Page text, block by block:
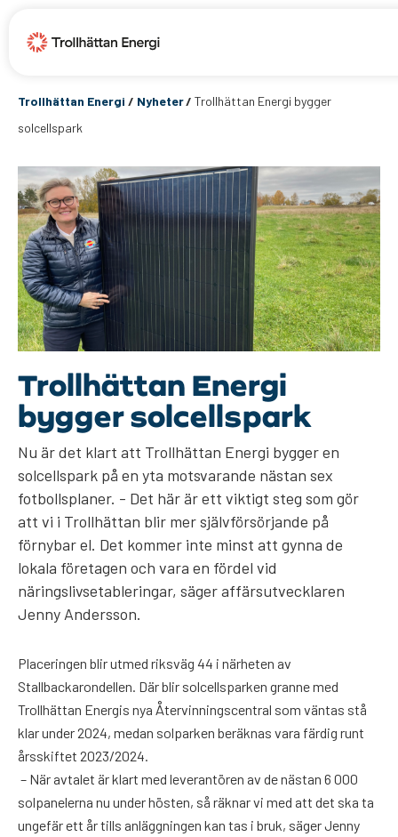
Trollhättan Energi / Nyheter/ Trollhättan Energi bygger
solcellspark
Trollhättan Energi
bygger solcellspark
Nu är det klart att Trollhättan Energi bygger en
solcellspark på en yta motsvarande nästan sex
fotbollsplaner. - Det här är ett viktigt steg som gör
att vi i Trollhättan blir mer självförsörjande på
förnybar el. Det kommer inte minst att gynna de
lokala företagen och vara en fördel vid
näringslivsetableringar, säger affärsutvecklaren
Jenny Andersson.
Placeringen blir utmed riksväg 44 i närheten av
Stallbackarondellen. Där blir solcellsparken granne med
Trollhättan Energis nya Återvinningscentral som väntas stå
klar under 2024, medan solparken beräknas vara färdig runt
årsskiftet 2023/2024.
– När avtalet är klart med leverantören av de nästan 6 000
solpanelerna nu under hösten, så räknar vi med att det ska ta
ungefär ett år tills anläggningen kan tas i bruk, säger Jenny